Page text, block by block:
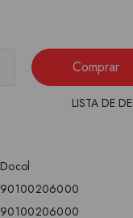
Comprar
LISTA DE
Docol
90100206000
90100206000